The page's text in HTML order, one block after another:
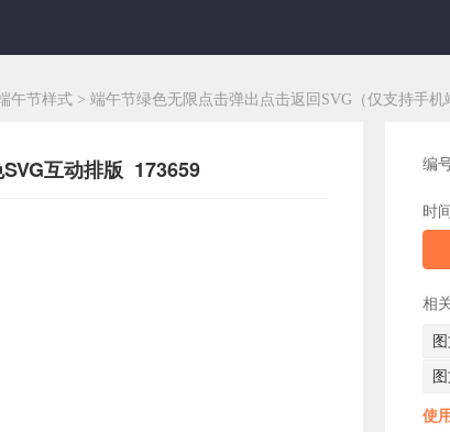
午节样式 > 端午节绿色无限点击弹出点击返回SVG（仅支持手机
互动排版 173659 编
时
相
使